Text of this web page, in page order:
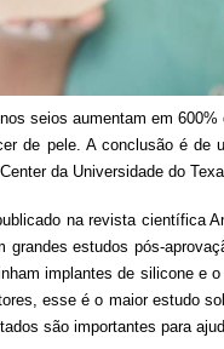
seios aumentam em
de pele. A conclusão é de
da Universidade do
na revista científica
grandes estudos pós-
implantes de silicone e
esse é o maior estudo
são importantes para